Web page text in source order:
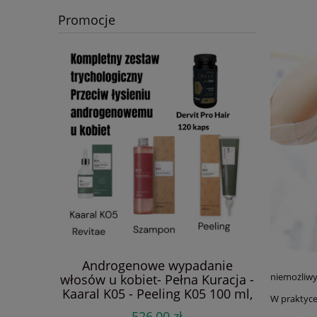
Promocje
Androgenowe wypadanie
włosów u kobiet- Pełna Kuracja -
Kaaral K05 - Peeling K05 100 ml,
Szampon K05 250 ml, Revitae
Diet –
W